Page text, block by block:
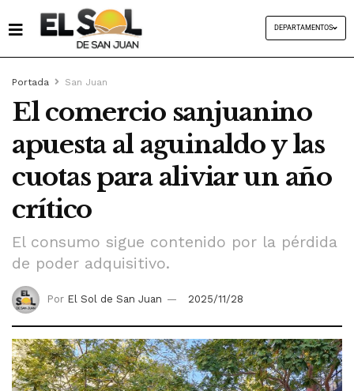
DEPARTAMENTOS
Portada San Juan
El comercio sanjuanino
apuesta al aguinaldo y las
cuotas para aliviar un año
crítico
El consumo sigue contenido por la pérdida
de poder adquisitivo.
Por El Sol de San Juan 2025/11/28